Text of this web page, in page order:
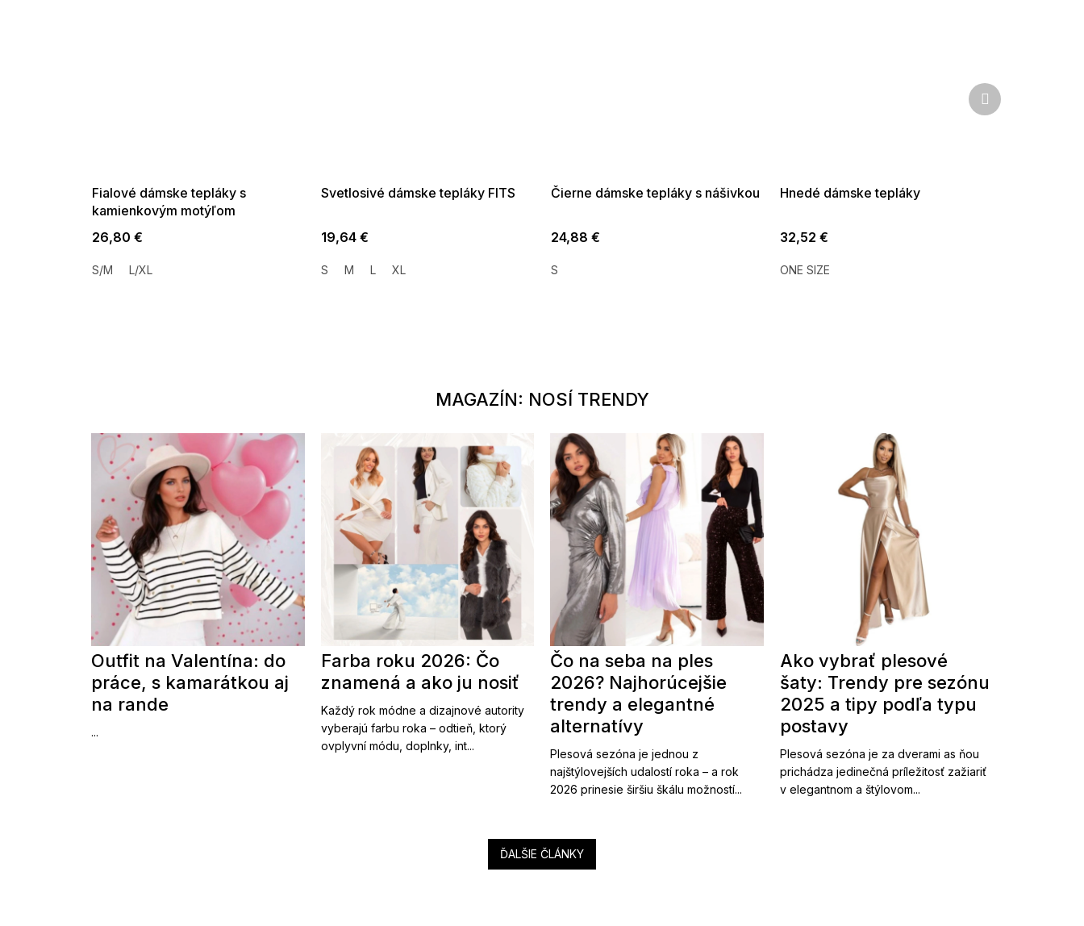
Fialové dámske tepláky s
kamienkovým motýľom
26,80 €
S/M L/XL
Svetlosivé dámske tepláky FITS
19,64 €
S M L XL
Čierne dámske tepláky s nášivkou
24,88 €
S
Hnedé dámske tepláky
32,52 €
ONE SIZE
Ďalší
produkt
MAGAZÍN: NOSÍ TRENDY
Outfit na Valentína: do
práce, s kamarátkou aj
na rande
...
Farba roku 2026: Čo
znamená a ako ju nosiť
Každý rok módne a dizajnové autority
vyberajú farbu roka – odtieň, ktorý
ovplyvní módu, doplnky, int...
Čo na seba na ples
2026? Najhorúcejšie
trendy a elegantné
alternatívy
Plesová sezóna je jednou z
najštýlovejších udalostí roka – a rok
2026 prinesie širšiu škálu možností...
Ako vybrať plesové
šaty: Trendy pre sezónu
2025 a tipy podľa typu
postavy
Plesová sezóna je za dverami as ňou
prichádza jedinečná príležitosť zažiariť
v elegantnom a štýlovom...
ĎALŠIE ČLÁNKY